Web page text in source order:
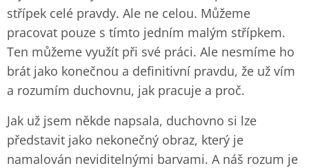
střípek celé pravdy. Ale ne celou. Můžeme
pracovat pouze s tímto jedním malým střípkem.
Ten můžeme využít při své práci. Ale nesmíme ho
brát jako konečnou a definitivní pravdu, že už vím
a rozumím duchovnu, jak pracuje a proč.
Jak už jsem někde napsala, duchovno si lze
představit jako nekonečný obraz, který je
namalován neviditelnými barvami. A náš rozum je